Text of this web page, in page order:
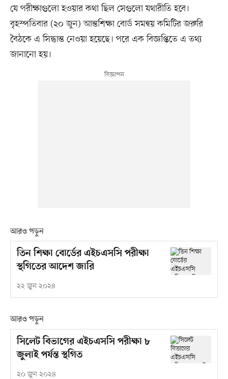
যে পরীক্ষাগুলো হওয়ার কথা ছিল সেগুলো যথারীতি হবে।
বৃহস্পতিবার (২০ জুন) আন্তশিক্ষা বোর্ড সমন্বয় কমিটির জরুরি
বৈঠকে এ সিদ্ধান্ত নেওয়া হয়েছে। পরে এক বিজ্ঞপ্তিতে এ তথ্য
জানানো হয়।
আরও পড়ুন
তিন শিক্ষা বোর্ডের এইচএসসি পরীক্ষা
স্থগিতের আদেশ জারি
২২ জুন ২০২৪
আরও পড়ুন
সিলেট বিভাগের এইচএসসি পরীক্ষা ৮
জুলাই পর্যন্ত স্থগিত
২০ জুন ২০২৪